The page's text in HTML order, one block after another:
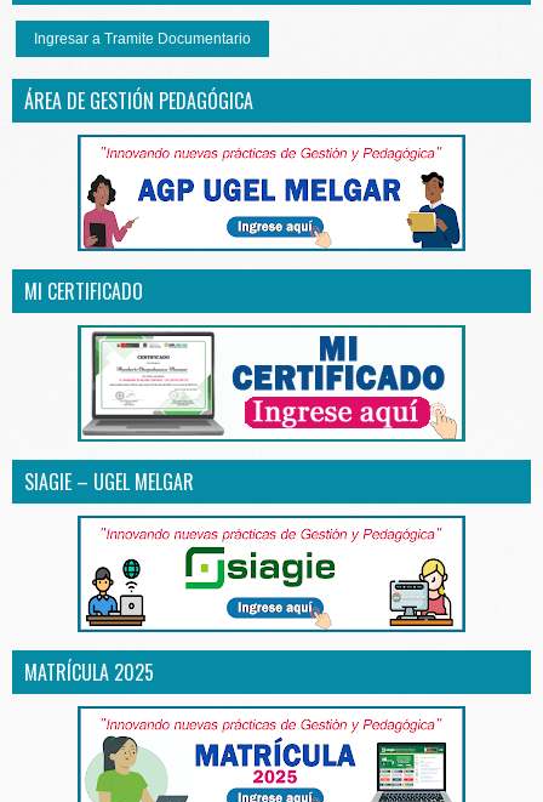
Ingresar a Tramite Documentario
ÁREA DE GESTIÓN PEDAGÓGICA
MI CERTIFICADO
SIAGIE – UGEL MELGAR
MATRÍCULA 2025